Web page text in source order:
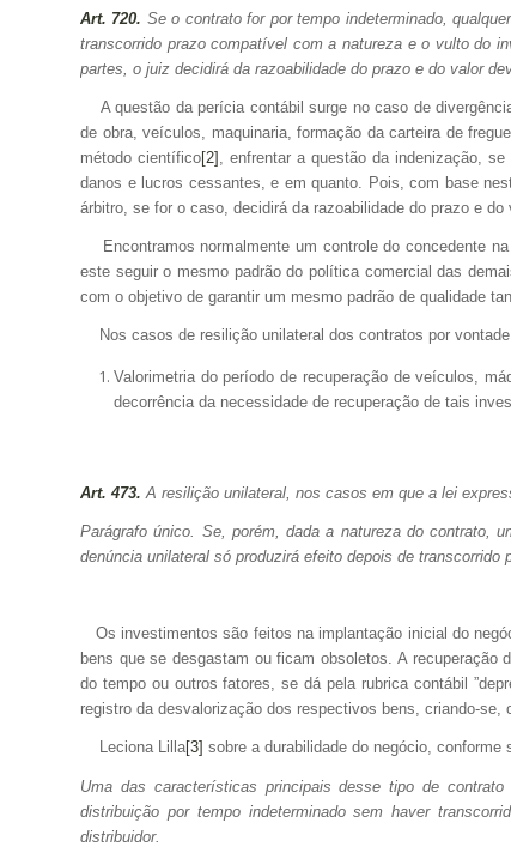
Art. 720. Se o contrato for por tempo indeterminado,
transcorrido prazo compatível com a natureza e o vulto do
partes, o juiz decidirá da razoabilidade do prazo e do valor
A questão da perícia contábil surge no caso de
de obra, veículos, maquinaria, formação da carteira de
método científico[2] , enfrentar a questão da indenização,
danos e lucros cessantes, e em quanto. Pois, com base
árbitro, se for o caso, decidirá da razoabilidade do prazo e do
Encontramos normalmente um controle do concedente
este seguir o mesmo padrão do política comercial das
com o objetivo de garantir um mesmo padrão de qualidade
Nos casos de resilição unilateral dos contratos por
Valorimetria do período de recuperação de veículos,
decorrência da necessidade de recuperação de tais
Art. 473. A resilição unilateral, nos casos em que a lei
Parágrafo único. Se, porém, dada a natureza do contrato,
denúncia unilateral só produzirá efeito depois de
Os investimentos são feitos na implantação inicial do
bens que se desgastam ou ficam obsoletos. A
do tempo ou outros fatores, se dá pela rubrica contábil
registro da desvalorização dos respectivos bens, criando-
Leciona Lilla[3] sobre a durabilidade do negócio, conforme
Uma das características principais desse tipo de
distribuição por tempo indeterminado sem haver
distribuidor.